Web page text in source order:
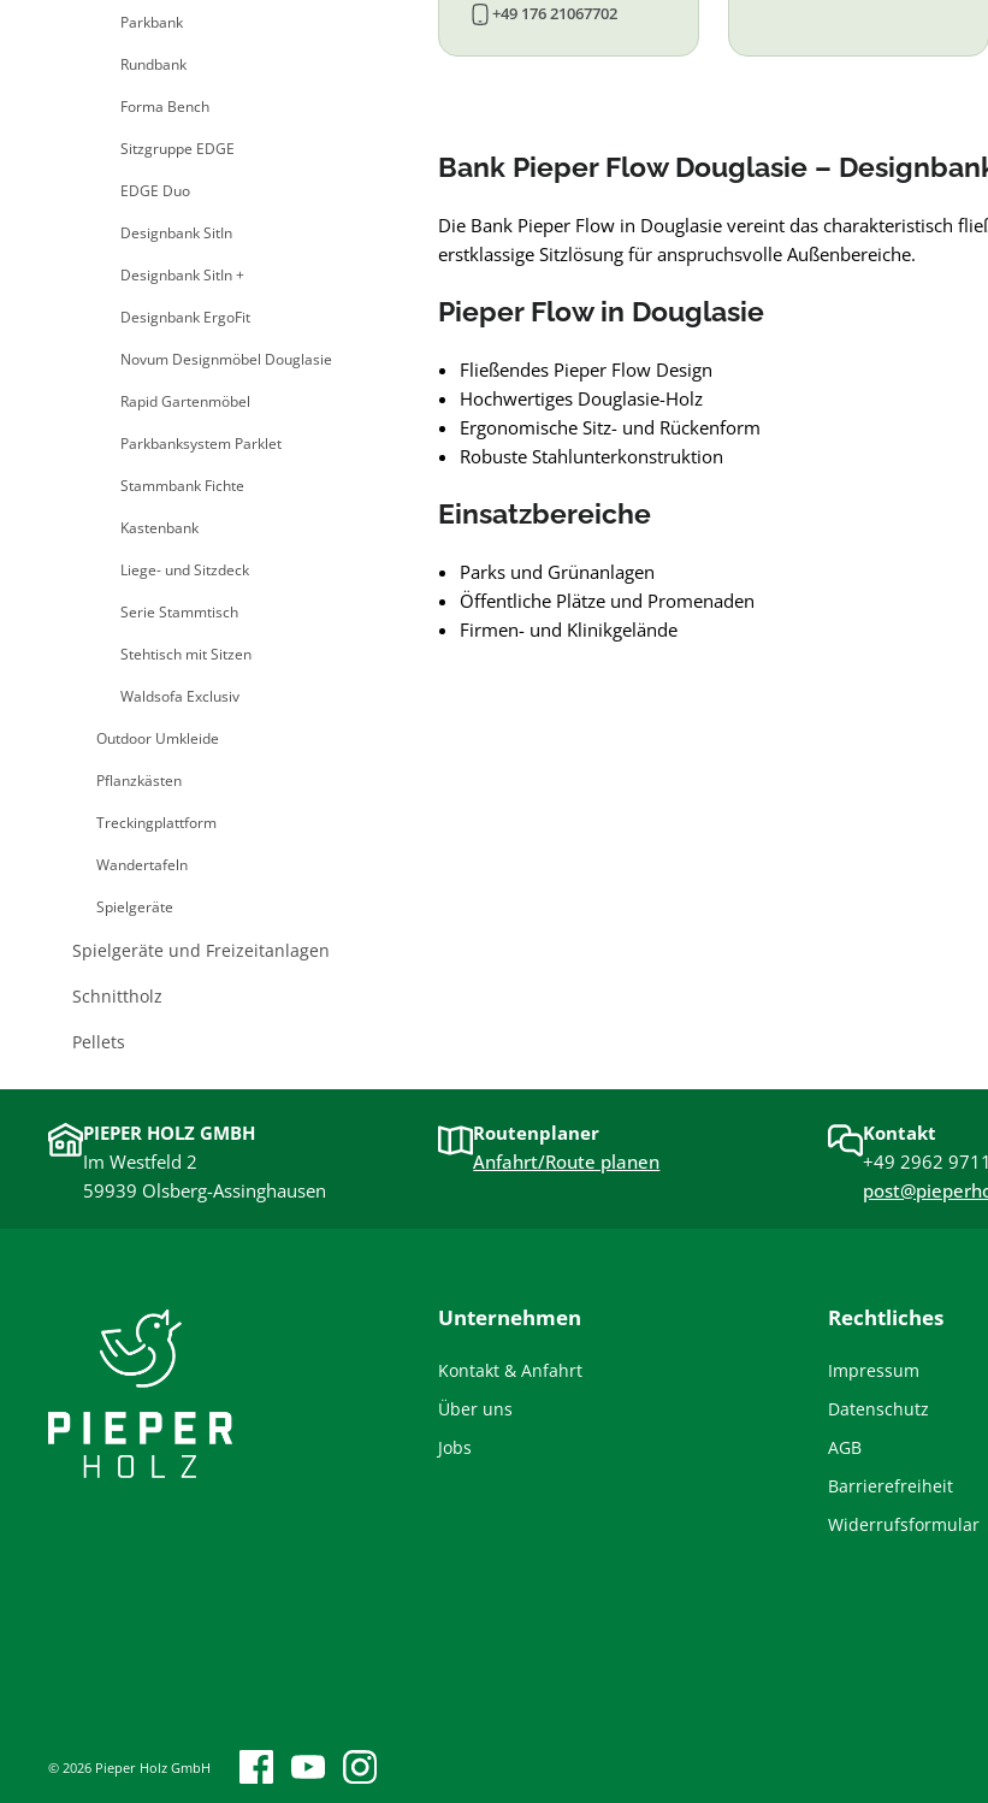
Parkbank
Rundbank
Forma Bench
Sitzgruppe EDGE
EDGE Duo
Designbank SitIn
Designbank SitIn +
Designbank ErgoFit
Novum Designmöbel Douglasie
Rapid Gartenmöbel
Parkbanksystem Parklet
Stammbank Fichte
Kastenbank
Liege- und Sitzdeck
Serie Stammtisch
Stehtisch mit Sitzen
Waldsofa Exclusiv
Outdoor Umkleide
Pflanzkästen
Treckingplattform
Wandertafeln
Spielgeräte
Spielgeräte und Freizeitanlagen
Schnittholz
Pellets
+49 176 21067702
Bank Pieper Flow Douglasie –
Die Bank Pieper Flow in Douglasie vereint das charakteristisch
erstklassige Sitzlösung für anspruchsvolle Außenbereiche.
Pieper Flow in Douglasie
Fließendes Pieper Flow Design
Hochwertiges Douglasie-Holz
Ergonomische Sitz- und Rückenform
Robuste Stahlunterkonstruktion
Einsatzbereiche
Parks und Grünanlagen
Öffentliche Plätze und Promenaden
Firmen- und Klinikgelände
PIEPER HOLZ GMBH
Im Westfeld 2
59939 Olsberg-Assinghausen
Routenplaner
Anfahrt/Route planen
Kontakt
+49 2962
Unternehmen
Kontakt & Anfahrt
Über uns
Jobs
Rechtliches
Impressum
Datenschutz
AGB
Barrierefreiheit
Widerrufsformular
© 2026 Pieper Holz GmbH